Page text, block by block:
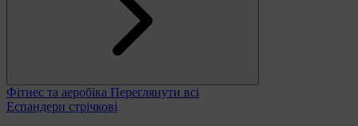
Фітнес та аеробіка Переглянути всі
Еспандери стрічкові